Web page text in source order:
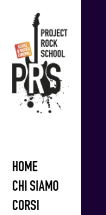
HOME
CHI SIAMO
CORSI